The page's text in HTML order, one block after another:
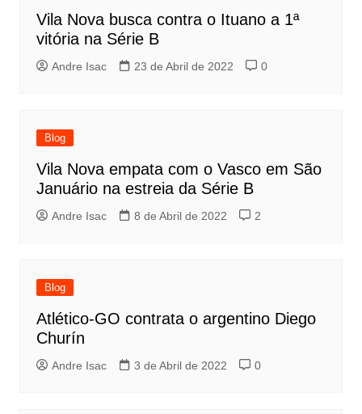
Vila Nova busca contra o Ituano a 1ª
vitória na Série B
Andre Isac 23 de Abril de 2022 0
Blog
Vila Nova empata com o Vasco em São
Januário na estreia da Série B
Andre Isac 8 de Abril de 2022 2
Blog
Atlético-GO contrata o argentino Diego
Churín
Andre Isac 3 de Abril de 2022 0